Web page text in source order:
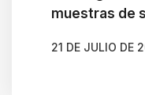
muestras de
21 DE JULIO DE